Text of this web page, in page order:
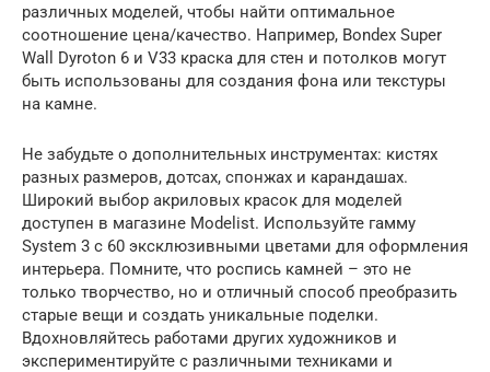
различных моделей, чтобы найти оптимальное
соотношение цена/качество. Например, Bondex Super
Wall Dyroton 6 и V33 краска для стен и потолков могут
быть использованы для создания фона или текстуры
на камне.
Не забудьте о дополнительных инструментах: кистях
разных размеров, дотсах, спонжах и карандашах.
Широкий выбор акриловых красок для моделей
доступен в магазине Modelist. Используйте гамму
System 3 с 60 эксклюзивными цветами для оформления
интерьера. Помните, что роспись камней – это не
только творчество, но и отличный способ преобразить
старые вещи и создать уникальные поделки.
Вдохновляйтесь работами других художников и
экспериментируйте с различными техниками и